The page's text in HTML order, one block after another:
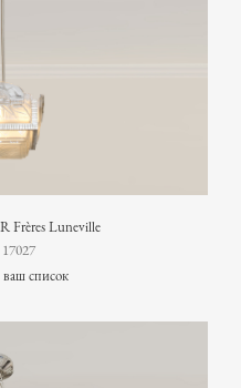
Frères Luneville
список